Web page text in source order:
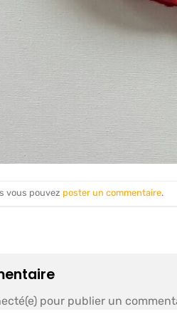
vous pouvez poster un commentaire.
pour publier un